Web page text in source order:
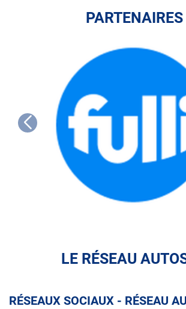
PARTENAIRES
LE RÉSEAU
RÉSEAUX SOCIAUX - RÉSEAU